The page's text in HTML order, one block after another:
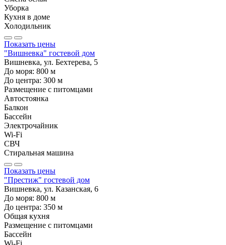
Уборка
Кухня в доме
Холодильник
Показать цены
"Вишневка" гостевой дом
Вишневка, ул. Бехтерева, 5
До моря: 800 м
До центра: 300 м
Размещение с питомцами
Автостоянка
Балкон
Бассейн
Электрочайник
Wi-Fi
СВЧ
Стиральная машина
Показать цены
"Престиж" гостевой дом
Вишневка, ул. Казанская, 6
До моря: 800 м
До центра: 350 м
Общая кухня
Размещение с питомцами
Бассейн
Wi-Fi